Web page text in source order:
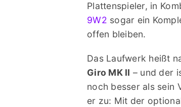
Plattenspieler, in
9W2 sogar ein
offen bleiben.
Das Laufwerk heißt
Giro MK II – und der
noch besser als sein
er zu: Mit der